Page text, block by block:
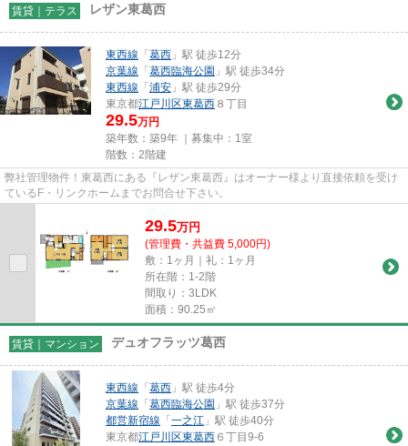
賃貸｜テラス レザン東葛西
東西線 「 葛西 」駅 徒歩12分
京葉線 「 葛西臨海公園 」駅 徒歩34分
東西線 「 浦安 」駅 徒歩29分
東京都江戸川区東葛西 ８丁目
29.5万円
築年数：築9年 ｜募集中： 1室
階数：2階建
弊社管理物件！東葛西にある『レザン東葛西』はオーナー様より直接依頼を受け
ているF・リンクホームまでお問合せ下さい。
29.5万円
(管理費・共益費 5,000円)
敷：1ヶ月｜礼：1ヶ月
所在階：1-2階
間取り：3LDK
面積：90.25㎡
賃貸｜マンション デュオフラッツ葛西
東西線 「 葛西 」駅 徒歩4分
京葉線 「 葛西臨海公園 」駅 徒歩37分
都営新宿線 「 一之江 」駅 徒歩40分
東京都江戸川区東葛西 ６丁目9-6